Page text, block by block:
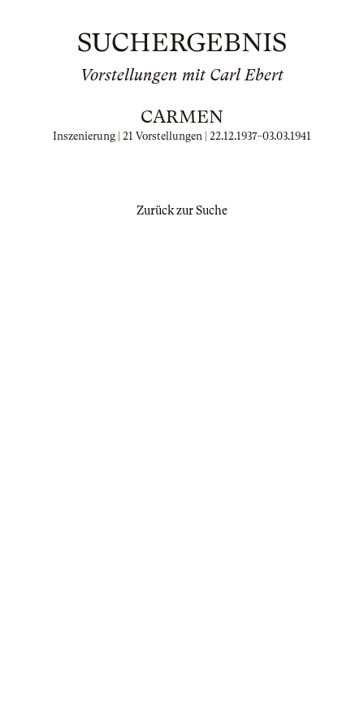
SUCHERGEBNIS
Vorstellungen mit Carl Ebert
CARMEN
Inszenierung | 21 Vorstellungen | 22.12.1937–03.03.1941
Zurück zur Suche